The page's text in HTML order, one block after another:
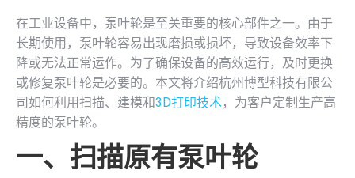
在工业设备中，泵叶轮是至关重要的核心部件之一。由于
长期使用，泵叶轮容易出现磨损或损坏，导致设备效率下
降或无法正常运作。为了确保设备的高效运行，及时更换
或修复泵叶轮是必要的。本文将介绍杭州博型科技有限公
司如何利用扫描、建模和3D打印技术，为客户定制生产高
精度的泵叶轮。
一、扫描原有泵叶轮